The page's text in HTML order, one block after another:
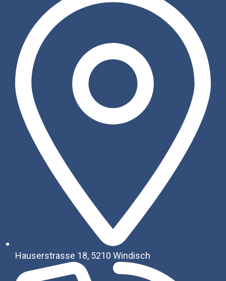
Hauserstrasse 18, 5210 Windisch